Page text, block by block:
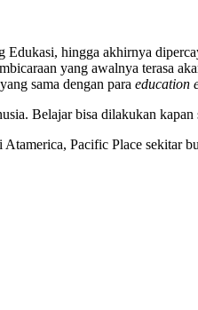
hingga akhirnya
yang awalnya terasa
sama dengan para education
Belajar bisa dilakukan
Pacific Place sekitar